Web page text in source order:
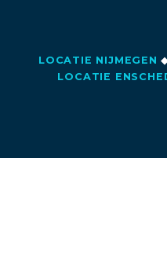
LOCATIE NIJMEGEN
LOCATIE